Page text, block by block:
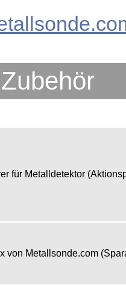
für Metalldetektor
von Metallsonde.com